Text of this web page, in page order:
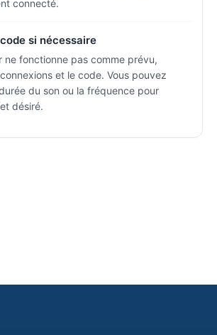
connecté.
si nécessaire
ne fonctionne pas comme prévu,
et le code. Vous pouvez
du son ou la fréquence pour
désiré.